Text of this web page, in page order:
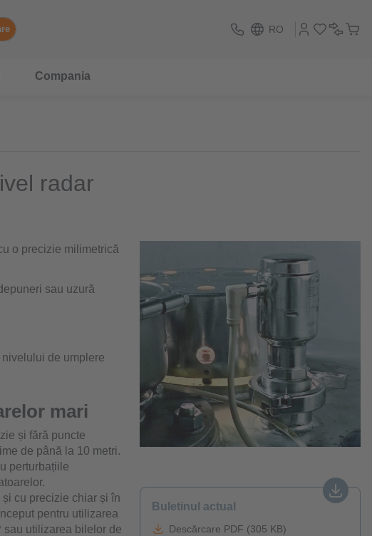
RO
Compania
radar
o precizie milimetrică
sau uzură
de umplere
mari
și fără puncte
de până la 10 metri.
perturbațiile
cu precizie chiar și în
pentru utilizarea
sau utilizarea bilelor de
Buletinul actual
Descărcare PDF (305 KB)